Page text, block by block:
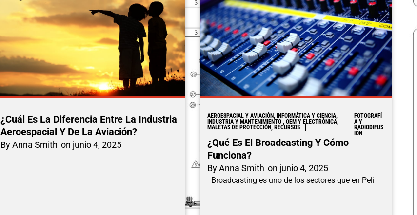
¿Cuál Es La Diferencia Entre La Industria
Aeroespacial Y De La Aviación?
ByAnna Smith on junio 4, 2025
AEROESPACIAL Y AVIACIÓN, INFORMÁTICA Y CIENCIA,
INDUSTRIA Y MANTENIMIENTO , OEM Y ELECTRÓNICA,
MALETAS DE PROTECCIÓN, RECURSOS
FOTOGRAFÍ
A Y
RADIODIFUS
IÓN
¿Qué Es El Broadcasting Y Cómo
Funciona?
ByAnna Smith on junio 4, 2025
Broadcasting es uno de los sectores que en Peli